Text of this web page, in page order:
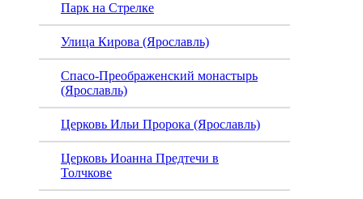
Парк на Стрелке
Улица Кирова (Ярославль)
Спасо-Преображенский монастырь
(Ярославль)
Церковь Ильи Пророка (Ярославль)
Церковь Иоанна Предтечи в
Толчкове